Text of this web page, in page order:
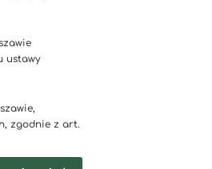
ustawy
zgodnie z art.